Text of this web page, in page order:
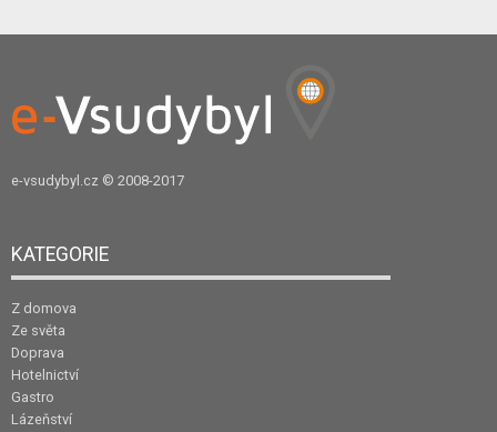
e-vsudybyl.cz © 2008-2017
KATEGORIE
Z domova
Ze světa
Doprava
Hotelnictví
Gastro
Lázeňství